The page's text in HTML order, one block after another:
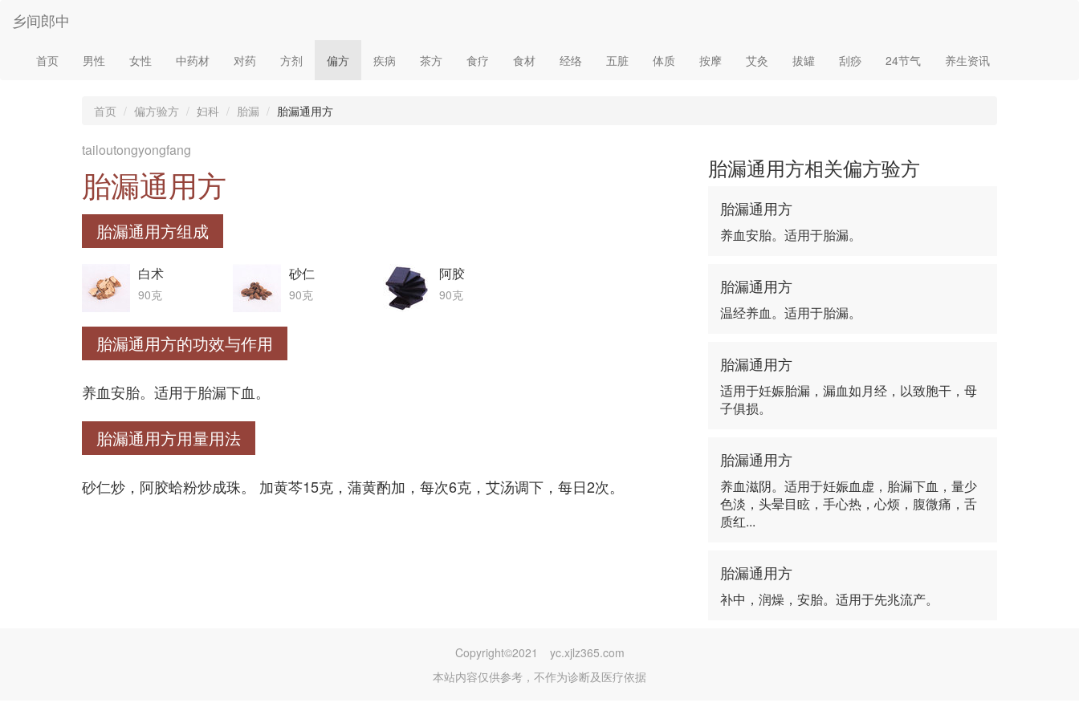
乡间郎中
首页 男性 女性 中药材 对药 方剂 偏方 疾病 茶方 食疗 食材 经络 五脏 体质 按摩 艾灸 拔罐 刮痧 24节气 养生资讯
首页 偏方验方 妇科 胎漏 胎漏通用方
tailoutongyongfang
胎漏通用方
胎漏通用方组成
白术
90克
砂仁
90克
阿胶
90克
胎漏通用方的功效与作用
养血安胎。适用于胎漏下血。
胎漏通用方用量用法
砂仁炒，阿胶蛤粉炒成珠。 加黄芩15克，蒲黄酌加，每次6克，艾汤调下，每日2次。
胎漏通用方相关偏方验方
胎漏通用方
养血安胎。适用于胎漏。
胎漏通用方
温经养血。适用于胎漏。
胎漏通用方
适用于妊娠胎漏，漏血如月经，以致胞干，母
子俱损。
胎漏通用方
养血滋阴。适用于妊娠血虚，胎漏下血，量少
色淡，头晕目眩，手心热，心烦，腹微痛，舌
质红...
胎漏通用方
补中，润燥，安胎。适用于先兆流产。
Copyright©2021
yc.xjlz365.com
本站内容仅供参考，不作为诊断及医疗依据